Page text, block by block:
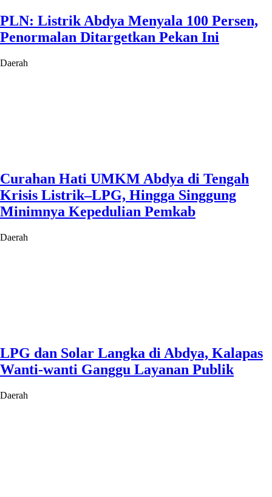
PLN: Listrik Abdya Menyala 100 Persen,
Penormalan Ditargetkan Pekan Ini
Daerah
Curahan Hati UMKM Abdya di Tengah
Krisis Listrik–LPG, Hingga Singgung
Minimnya Kepedulian Pemkab
Daerah
LPG dan Solar Langka di Abdya, Kalapas
Wanti-wanti Ganggu Layanan Publik
Daerah